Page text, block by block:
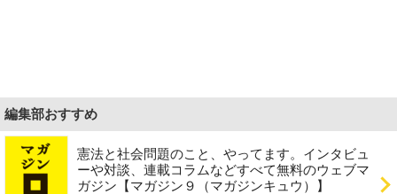
編集部おすすめ
憲法と社会問題のこと、やってます。インタビュ
ーや対談、連載コラムなどすべて無料のウェブマ
ガジン【マガジン９（マガジンキュウ）】